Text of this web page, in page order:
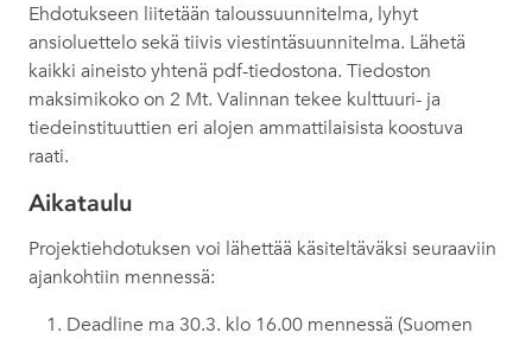
Ehdotukseen liitetään taloussuunnitelma, lyhyt
ansioluettelo sekä tiivis viestintäsuunnitelma. Lähetä
kaikki aineisto yhtenä pdf-tiedostona. Tiedoston
maksimikoko on 2 Mt. Valinnan tekee kulttuuri- ja
tiedeinstituuttien eri alojen ammattilaisista koostuva
raati.
Aikataulu
Projektiehdotuksen voi lähettää käsiteltäväksi seuraaviin
ajankohtiin mennessä:
Deadline ma 30.3. klo 16.00 mennessä (Suomen